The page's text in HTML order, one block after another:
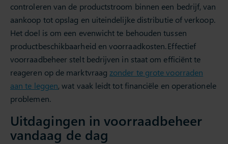
controleren van de productstroom binnen een bedrijf, van
aankoop tot opslag en uiteindelijke distributie of verkoop.
Het doel is om een evenwicht te behouden tussen
productbeschikbaarheid en voorraadkosten. Effectief
voorraadbeheer stelt bedrijven in staat om efficiënt te
reageren op de marktvraag zonder te grote voorraden
aan te leggen, wat vaak leidt tot financiële en operationele
problemen.
Uitdagingen in voorraadbeheer
vandaag de dag